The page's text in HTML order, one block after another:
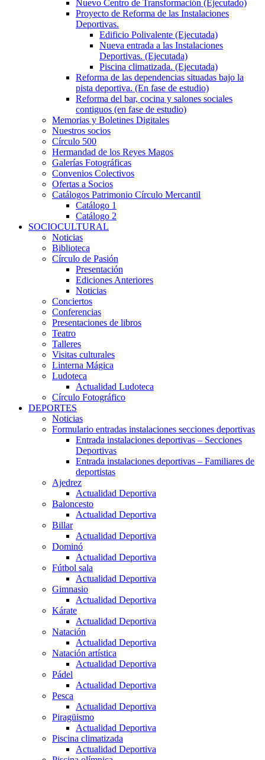
Nuevo Centro de Transformación (Ejecutado)
Proyecto de Reforma de las Instalaciones
Deportivas.
Edificio Polivalente (Ejecutada)
Nueva entrada a las Instalaciones
Deportivas. (Ejecutada)
Piscina climatizada. (Ejecutada)
Reforma de las dependencias situadas bajo la
pista deportiva. (En fase de estudio)
Reforma del bar, cocina y salones sociales
contiguos (en fase de estudio)
Memorias y Boletines Digitales
Nuestros socios
Círculo 500
Hermandad de los Reyes Magos
Galerías Fotográficas
Convenios Colectivos
Ofertas a Socios
Catálogos Patrimonio Círculo Mercantil
Catálogo 1
Catálogo 2
SOCIOCULTURAL
Noticias
Biblioteca
Círculo de Pasión
Presentación
Ediciones Anteriores
Noticias
Conciertos
Conferencias
Presentaciones de libros
Teatro
Talleres
Visitas culturales
Linterna Mágica
Ludoteca
Actualidad Ludoteca
Círculo Fotográfico
DEPORTES
Noticias
Formulario entradas instalaciones secciones deportivas
Entrada instalaciones deportivas – Secciones
Deportivas
Entrada instalaciones deportivas – Familiares de
deportistas
Ajedrez
Actualidad Deportiva
Baloncesto
Actualidad Deportiva
Billar
Actualidad Deportiva
Dominó
Actualidad Deportiva
Fútbol sala
Actualidad Deportiva
Gimnasio
Actualidad Deportiva
Kárate
Actualidad Deportiva
Natación
Actualidad Deportiva
Natación artística
Actualidad Deportiva
Pádel
Actualidad Deportiva
Pesca
Actualidad Deportiva
Piragüismo
Actualidad Deportiva
Piscina climatizada
Actualidad Deportiva